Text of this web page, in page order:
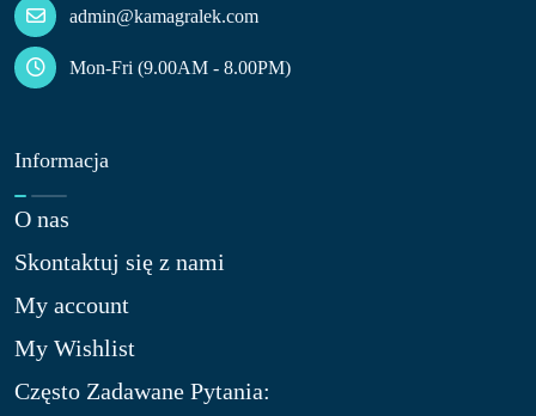
admin@kamagralek.com
Mon-Fri (9.00AM - 8.00PM)
Informacja
O nas​
Skontaktuj się z nami​
My account
My Wishlist
Często Zadawane Pytania: